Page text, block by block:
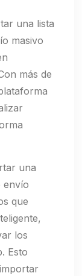
una lista
masivo
más de
una
envío
que
los
Esto